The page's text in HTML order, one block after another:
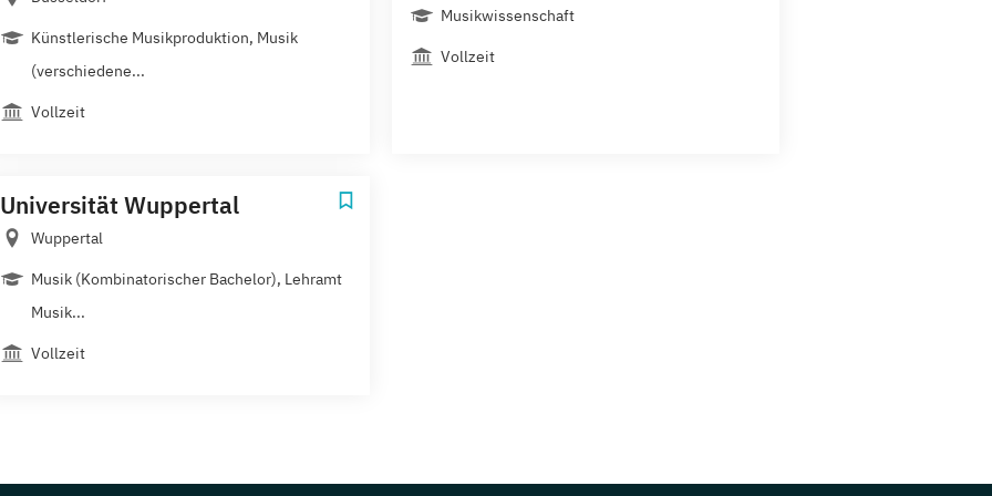
Künstlerische Musikproduktion, Musik
(verschiedene...
Vollzeit
Musikwissenschaft
Vollzeit
Universität Wuppertal
Wuppertal
Musik (Kombinatorischer Bachelor), Lehramt
Musik...
Vollzeit